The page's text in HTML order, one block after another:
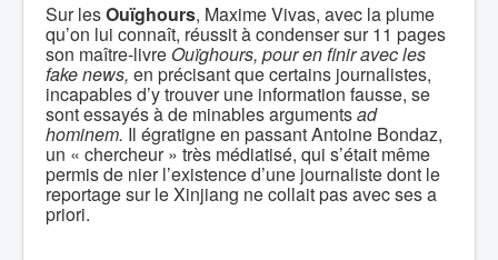
Sur lesOuïghours, Maxime Vivas, avec la plume
qu’on lui connaît, réussit à condenser sur 11 pages
son maître-livre Ouïghours, pour en finir avec les
fake news, en précisant que certains journalistes,
incapables d’y trouver une information fausse, se
sont essayés à de minables argumentsad
hominem. Il égratigne en passant Antoine Bondaz,
un « chercheur » très médiatisé, qui s’était même
permis de nier l’existence d’une journaliste dont le
reportage sur le Xinjiang ne collait pas avec ses a
priori.